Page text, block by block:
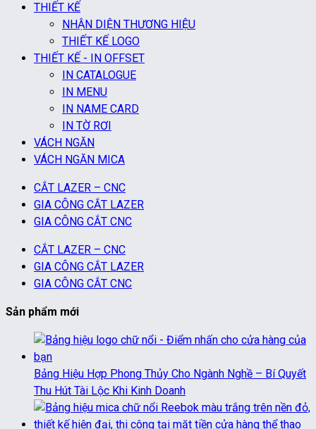
THIẾT KẾ
NHẬN DIỆN THƯƠNG HIỆU
THIẾT KẾ LOGO
THIẾT KẾ - IN OFFSET
IN CATALOGUE
IN MENU
IN NAME CARD
IN TỜ RƠI
VÁCH NGĂN
VÁCH NGĂN MICA
CẮT LAZER – CNC
GIA CÔNG CẮT LAZER
GIA CÔNG CẮT CNC
CẮT LAZER – CNC
GIA CÔNG CẮT LAZER
GIA CÔNG CẮT CNC
Sản phẩm mới
Bảng Hiệu Hợp Phong Thủy Cho Ngành Nghề – Bí Quyết
Thu Hút Tài Lộc Khi Kinh Doanh